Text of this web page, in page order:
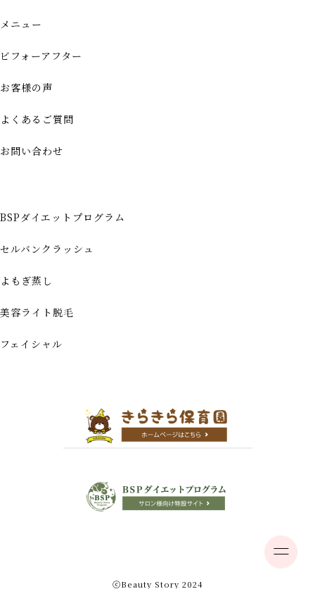
メニュー
ビフォーアフター
お客様の声
よくあるご質問
お問い合わせ
BSPダイエットプログラム
セルバンクラッシュ
よもぎ蒸し
美容ライト脱毛
フェイシャル
ⓒBeauty Story 2024